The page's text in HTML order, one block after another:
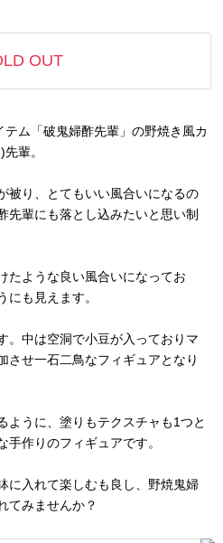
OUT
ム「破鬼婦酢先輩」の野焼き風カ
輩。
被り、とてもいい風合いになるの
先輩にも落とし込みたいと思い制
たような良い風合いになってお
にも見えます。
。中は空洞で小豆が入っておりマ
させ一石二鳥なフィギュアとなり
ように、塗りもテクスチャも1つと
手作りのフィギュアです。
に入れて楽しむも良し、野焼鬼婦
てみませんか？